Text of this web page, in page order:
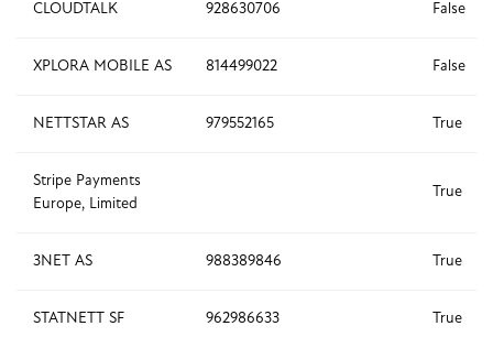
CLOUDTALK 928630706 False
XPLORA MOBILE AS 814499022 False
NETTSTAR AS 979552165 True
Stripe Payments
Europe, Limited
True
3NET AS 988389846 True
STATNETT SF 962986633 True